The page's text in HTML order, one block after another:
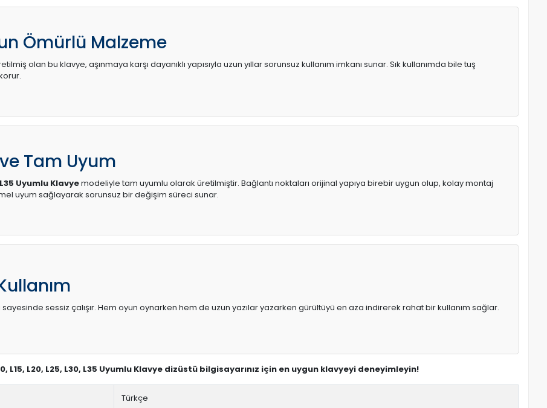
Ömürlü Malzeme
olan bu klavye, aşınmaya karşı dayanıklı yapısıyla uzun yıllar sorunsuz kullanım imkanı sunar. Sık kullanımda bile tuş
Tam Uyum
L35 Uyumlu Klavyemodeliyle tam uyumlu olarak üretilmiştir. Bağlantı noktaları orijinal yapıya birebir uygun olup, kolay montaj
uyum sağlayarak sorunsuz bir değişim süreci sunar.
sayesinde sessiz çalışır. Hem oyun oynarken hem de uzun yazılar yazarken gürültüyü en aza indirerek rahat bir kullanım sağlar.
L15, L20, L25, L30, L35 Uyumlu Klavye dizüstü bilgisayarınız için en uygun klavyeyi deneyimleyin!
Türkçe